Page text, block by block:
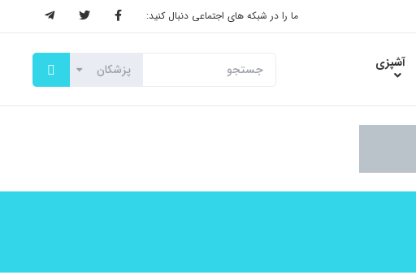
ما را در شبکه های اجتماعی دنبال کنید:
آشپزی